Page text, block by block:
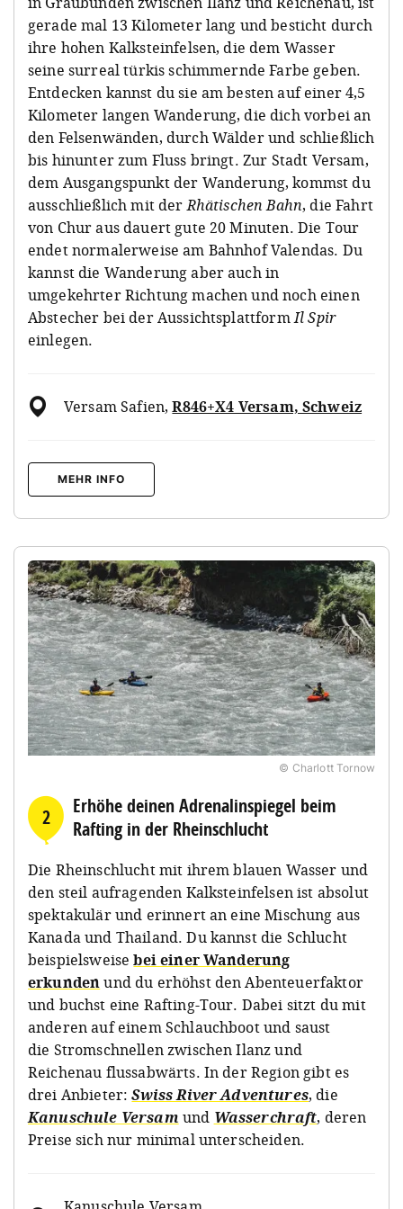
gerade mal 13 Kilometer lang und besticht durch
ihre hohen Kalksteinfelsen, die dem Wasser
seine surreal türkis schimmernde Farbe geben.
Entdecken kannst du sie am besten auf einer 4,5
Kilometer langen Wanderung, die dich vorbei an
den Felsenwänden, durch Wälder und schließlich
bis hinunter zum Fluss bringt. Zur Stadt Versam,
dem Ausgangspunkt der Wanderung, kommst du
ausschließlich mit derRhätischen Bahn, die Fahrt
von Chur aus dauert gute 20 Minuten. Die Tour
endet normalerweise am Bahnhof Valendas. Du
kannst die Wanderung aber auch in
umgekehrter Richtung machen und noch einen
Abstecher bei der AussichtsplattformIl Spir
einlegen.
Versam Safien,R846+X4 Versam, Schweiz
MEHR INFO
© Charlott Tornow
2
Erhöhe deinen Adrenalinspiegel beim
Rafting in der Rheinschlucht
Die Rheinschlucht mit ihrem blauen Wasser und
den steil aufragenden Kalksteinfelsen ist absolut
spektakulär und erinnert an eine Mischung aus
Kanada und Thailand. Du kannst die Schlucht
beispielsweisebei einer Wanderung
erkundenund du erhöhst den Abenteuerfaktor
und buchst eine Rafting-Tour. Dabei sitzt du mit
anderen auf einem Schlauchboot und saust
die Stromschnellen zwischen Ilanz und
Reichenau flussabwärts. In der Region gibt es
drei Anbieter:Swiss River Adventures, die
Kanuschule Versam und Wasserchraft, deren
Preise sich nur minimal unterscheiden.